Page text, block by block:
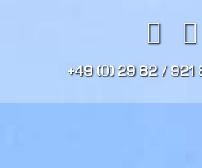
+49 (0) 29 82 / 921